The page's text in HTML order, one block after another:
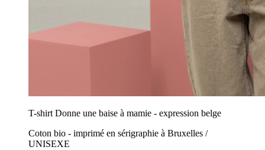
T-shirt Donne une baise à mamie - expression belge
Coton bio - imprimé en sérigraphie à Bruxelles /
UNISEXE